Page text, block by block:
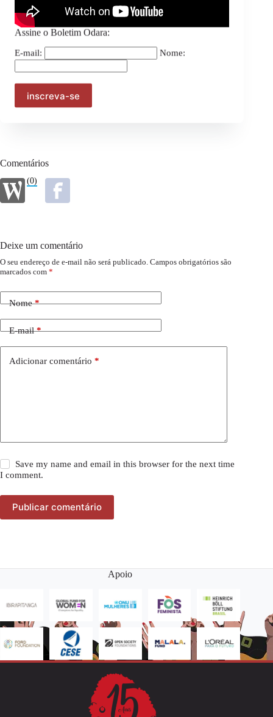
Assine o Boletim Odara:
E-mail: Nome:
Comentários
(0)
Deixe um comentário
O seu endereço de e-mail não será publicado. Campos obrigatórios são
marcados com *
Nome*
E-mail*
Adicionar comentário *
Save my name and email in this browser for the next time
I comment.
Publicar comentário
Apoio